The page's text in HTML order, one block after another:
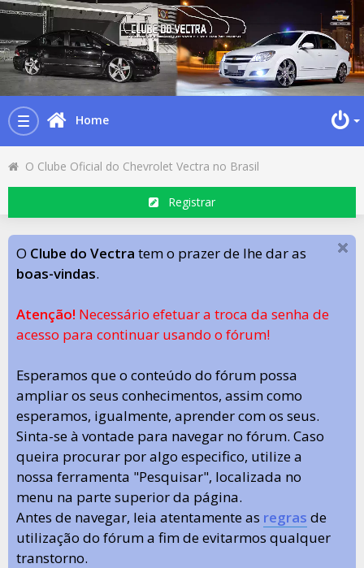
Toggle
navigation
Home
O Clube Oficial do Chevrolet Vectra no Brasil
Registrar
O Clube do Vectra tem o prazer de lhe dar as
boas-vindas.
Atenção! Necessário efetuar a troca da senha de
acesso para continuar usando o fórum!
Esperamos que o conteúdo do fórum possa
ampliar os seus conhecimentos, assim como
esperamos, igualmente, aprender com os seus.
Sinta-se à vontade para navegar no fórum. Caso
queira procurar por algo especifico, utilize a
nossa ferramenta "Pesquisar", localizada no
menu na parte superior da página.
Antes de navegar, leia atentamente as regras de
utilização do fórum a fim de evitarmos qualquer
transtorno.